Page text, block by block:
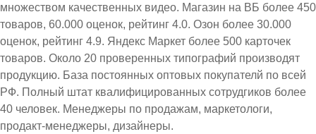
множеством качественных видео. Магазин на ВБ более 450
товаров, 60.000 оценок, рейтинг 4.0. Озон более 30.000
оценок, рейтинг 4.9. Яндекс Маркет более 500 карточек
товаров. Около 20 проверенных типографий производят
продукцию. База постоянных оптовых покупателй по всей
РФ. Полный штат квалифицированных сотрудгиков более
40 человек. Менеджеры по продажам, маркетологи,
продакт-менеджеры, дизайнеры.